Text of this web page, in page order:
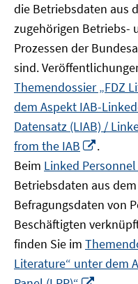
die Betriebsdaten aus
zugehörigen Betriebs-
Prozessen der
sind.
Themendossier „FDZ
dem Aspekt IAB-
Datensatz (LIAB) /
from the IAB
neuem
Fenster
öffnen
.
Beim Linked Personnel
Betriebsdaten aus
Befragungsdaten von
Beschäftigten
finden Sie im
Literature“ unter dem